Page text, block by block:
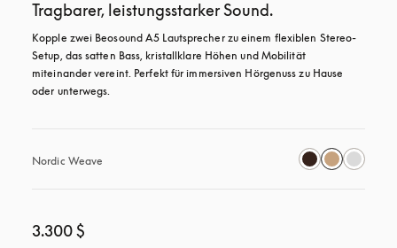
Tragbarer, leistungsstarker Sound.
Kopple zwei Beosound A5 Lautsprecher zu einem flexiblen Stereo-
Setup, das satten Bass, kristallklare Höhen und Mobilität
miteinander vereint. Perfekt für immersiven Hörgenuss zu Hause
oder unterwegs.
Nordic Weave
3.300 $